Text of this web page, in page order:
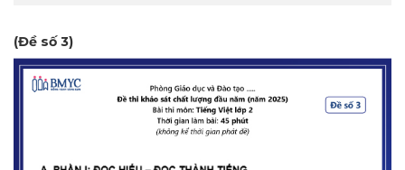
(Đề số 3)